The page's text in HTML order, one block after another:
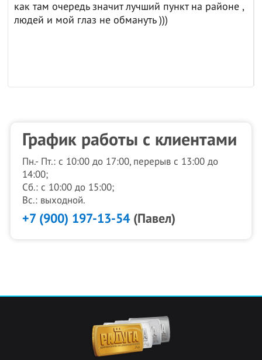
как там очередь значит лучший пункт на районе ,
людей и мой глаз не обмануть )))
График работы с клиентами
Пн.- Пт.: с 10:00 до 17:00, перерыв с 13:00 до
14:00;
Сб.: с 10:00 до 15:00;
Вс.: выходной.
+7 (900) 197-13-54(Павел)